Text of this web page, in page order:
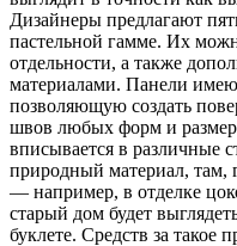
Дизайнеры предлагают
пастельной гамме. Их
отдельности, а также
материалами. Панели
позволяющую создать
швов любых форм и
вписывается в различные
природный материал, там,
— например, в отделке
старый дом будет
буклете. Средств за такое